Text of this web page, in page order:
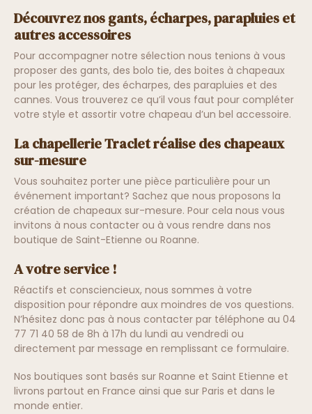
Découvrez nos gants, écharpes, parapluies et
autres accessoires
Pour accompagner notre sélection nous tenions à vous
proposer des gants, des bolo tie, des boites à chapeaux
pour les protéger, des écharpes, des parapluies et des
cannes. Vous trouverez ce qu’il vous faut pour compléter
votre style et assortir votre chapeau d’un bel accessoire.
La chapellerie Traclet réalise des chapeaux
sur-mesure
Vous souhaitez porter une pièce particulière pour un
événement important? Sachez que nous proposons la
création de chapeaux sur-mesure. Pour cela nous vous
invitons à nous contacter ou à vous rendre dans nos
boutique de Saint-Etienne ou Roanne.
A votre service !
Réactifs et consciencieux, nous sommes à votre
disposition pour répondre aux moindres de vos questions.
N’hésitez donc pas à nous contacter par téléphone au 04
77 71 40 58 de 8h à 17h du lundi au vendredi ou
directement par message en remplissant ce formulaire.
Nos boutiques sont basés sur Roanne et Saint Etienne et
livrons partout en France ainsi que sur Paris et dans le
monde entier.